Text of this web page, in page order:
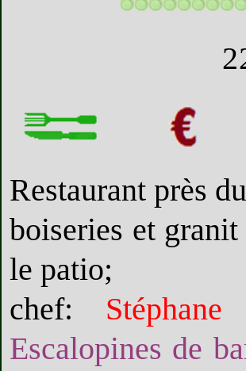
Restaurant près
boiseries et
le patio;
chef:
Escalopines de